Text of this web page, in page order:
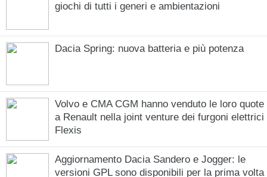
giochi di tutti i generi e ambientazioni
Dacia Spring: nuova batteria e più potenza
Volvo e CMA CGM hanno venduto le loro quote
a Renault nella joint venture dei furgoni elettrici
Flexis
Aggiornamento Dacia Sandero e Jogger: le
versioni GPL sono disponibili per la prima volta